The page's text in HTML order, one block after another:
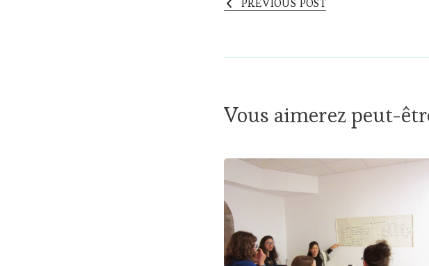
PREVIOUS POST
Vous aimerez peut-